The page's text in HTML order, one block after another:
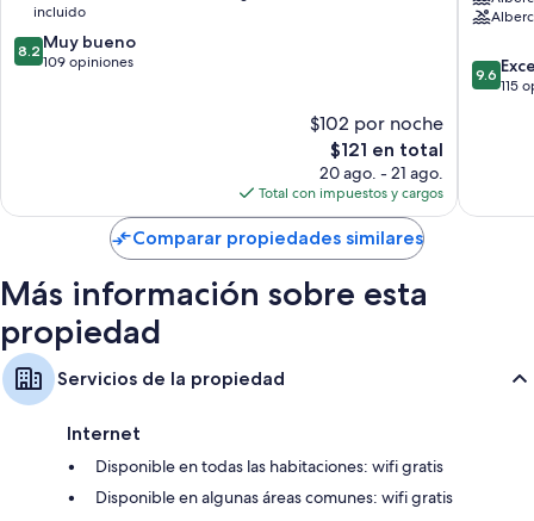
incluido
8.2
de
8.2 Muy bueno
109 opiniones
$102 por noche
El
precio
actual
es
de
$121
$121 en total
20 ago. - 21 ago.
Total con impuestos y cargos
Resort
Spa
9.6
de
9.6
115
Comparar propiedades similares
Más información sobre esta
propiedad
Servicios de la propiedad
Internet
Disponible en todas las habitaciones: wifi gratis
Disponible en algunas áreas comunes: wifi gratis